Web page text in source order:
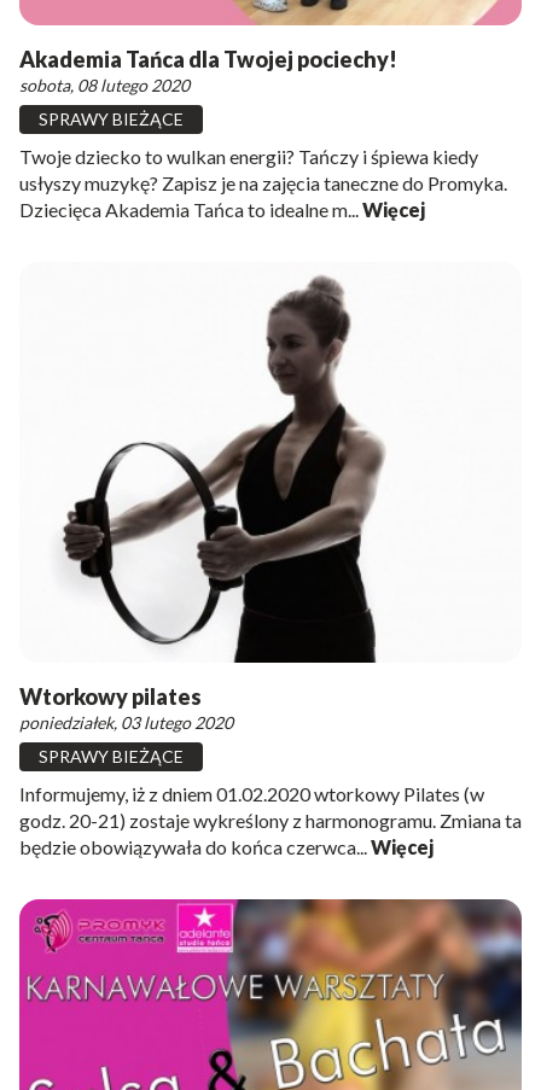
Akademia Tańca dla Twojej pociechy!
sobota, 08 lutego 2020
SPRAWY BIEŻĄCE
Twoje dziecko to wulkan energii? Tańczy i śpiewa kiedy
usłyszy muzykę? Zapisz je na zajęcia taneczne do Promyka.
Dziecięca Akademia Tańca to idealne m...Więcej
Wtorkowy pilates
poniedziałek, 03 lutego 2020
SPRAWY BIEŻĄCE
Informujemy, iż z dniem 01.02.2020 wtorkowy Pilates (w
godz. 20-21) zostaje wykreślony z harmonogramu. Zmiana ta
będzie obowiązywała do końca czerwca... Więcej